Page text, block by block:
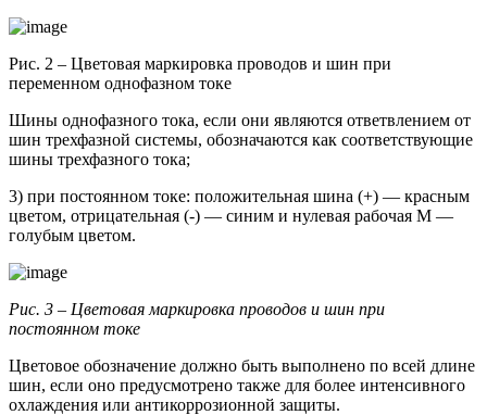
Рис. 2 – Цветовая маркировка проводов и шин при
переменном однофазном токе
Шины однофазного тока, если они являются ответвлением от
шин трехфазной системы, обозначаются как соответствующие
шины трехфазного тока;
3) при постоянном токе: положительная шина (+) — красным
цветом, отрицательная (-) — синим и нулевая рабочая М —
голубым цветом.
Рис. 3 – Цветовая маркировка проводов и шин при
постоянном токе
Цветовое обозначение должно быть выполнено по всей длине
шин, если оно предусмотрено также для более интенсивного
охлаждения или антикоррозионной защиты.